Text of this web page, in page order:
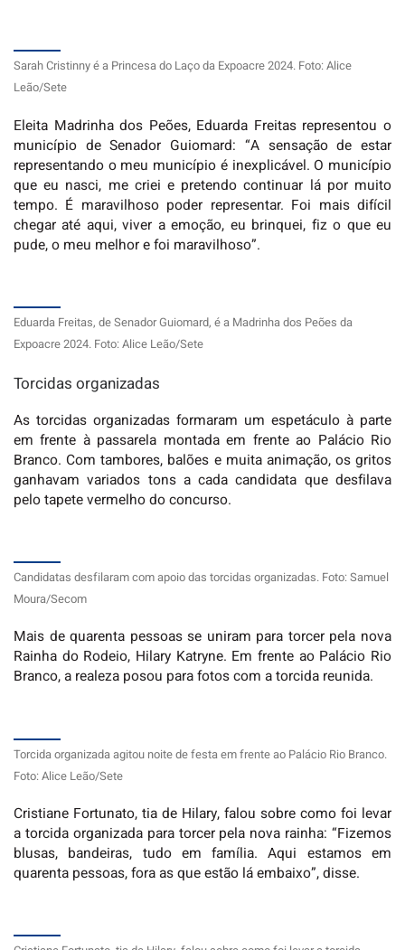
Sarah Cristinny é a Princesa do Laço da Expoacre 2024. Foto: Alice
Leão/Sete
Eleita Madrinha dos Peões, Eduarda Freitas representou o
município de Senador Guiomard: “A sensação de estar
representando o meu município é inexplicável. O município
que eu nasci, me criei e pretendo continuar lá por muito
tempo. É maravilhoso poder representar. Foi mais difícil
chegar até aqui, viver a emoção, eu brinquei, fiz o que eu
pude, o meu melhor e foi maravilhoso”.
Eduarda Freitas, de Senador Guiomard, é a Madrinha dos Peões da
Expoacre 2024. Foto: Alice Leão/Sete
Torcidas organizadas
As torcidas organizadas formaram um espetáculo à parte
em frente à passarela montada em frente ao Palácio Rio
Branco. Com tambores, balões e muita animação, os gritos
ganhavam variados tons a cada candidata que desfilava
pelo tapete vermelho do concurso.
Candidatas desfilaram com apoio das torcidas organizadas. Foto: Samuel
Moura/Secom
Mais de quarenta pessoas se uniram para torcer pela nova
Rainha do Rodeio, Hilary Katryne. Em frente ao Palácio Rio
Branco, a realeza posou para fotos com a torcida reunida.
Torcida organizada agitou noite de festa em frente ao Palácio Rio Branco.
Foto: Alice Leão/Sete
Cristiane Fortunato, tia de Hilary, falou sobre como foi levar
a torcida organizada para torcer pela nova rainha: “Fizemos
blusas, bandeiras, tudo em família. Aqui estamos em
quarenta pessoas, fora as que estão lá embaixo”, disse.